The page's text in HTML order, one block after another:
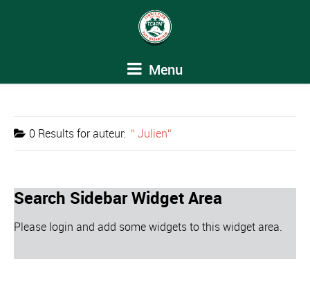
Menu
0 Results forauteur: Julien
Search Sidebar Widget Area
Please login and add some widgets to this widget area.